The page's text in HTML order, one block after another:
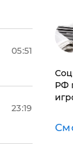
05:51
23:19
РФ